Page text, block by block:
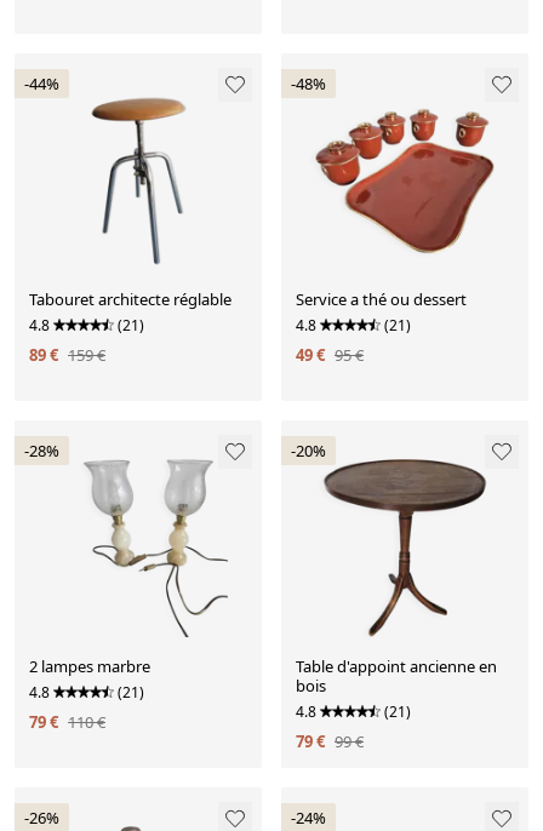
-44%
Tabouret architecte réglable
4.8 (21)
89 € 159 €
-48%
Service a thé ou dessert
4.8 (21)
49 € 95 €
-28%
2 lampes marbre
4.8 (21)
79 € 110 €
-20%
Table d'appoint ancienne en
bois
4.8 (21)
79 € 99 €
-26% -24%